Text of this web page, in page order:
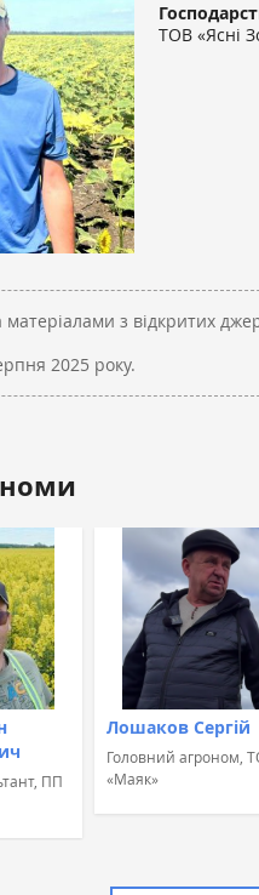
ТОВ «Ясні
матеріалами з відкритих
2025 року.
ПП
Лошаков Сергій
Головний агроном,
«Маяк»